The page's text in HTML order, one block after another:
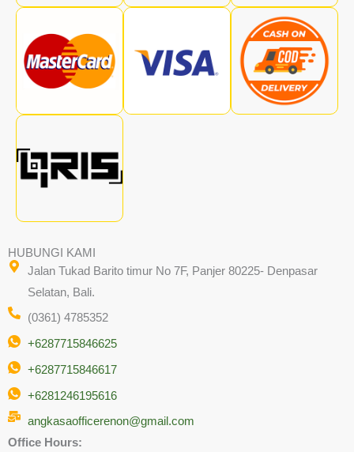
HUBUNGI KAMI
Jalan Tukad Barito timur No 7F, Panjer 80225- Denpasar
Selatan, Bali.
(0361) 4785352
+6287715846625
+6287715846617
+6281246195616
angkasaofficerenon@gmail.com
Office Hours: